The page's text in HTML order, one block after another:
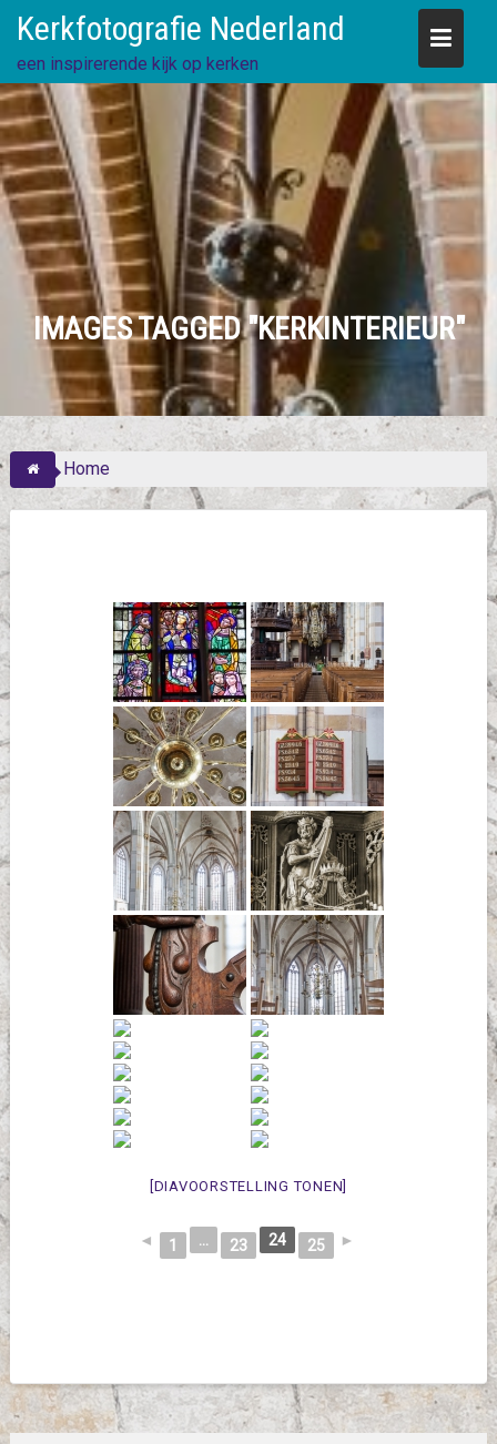
content
Kerkfotografie Nederland
een inspirerende kijk op kerken
IMAGES TAGGED "KERKINTERIEUR"
Home
[DIAVOORSTELLING TONEN]
◄ 1 ... 23 24 25 ►